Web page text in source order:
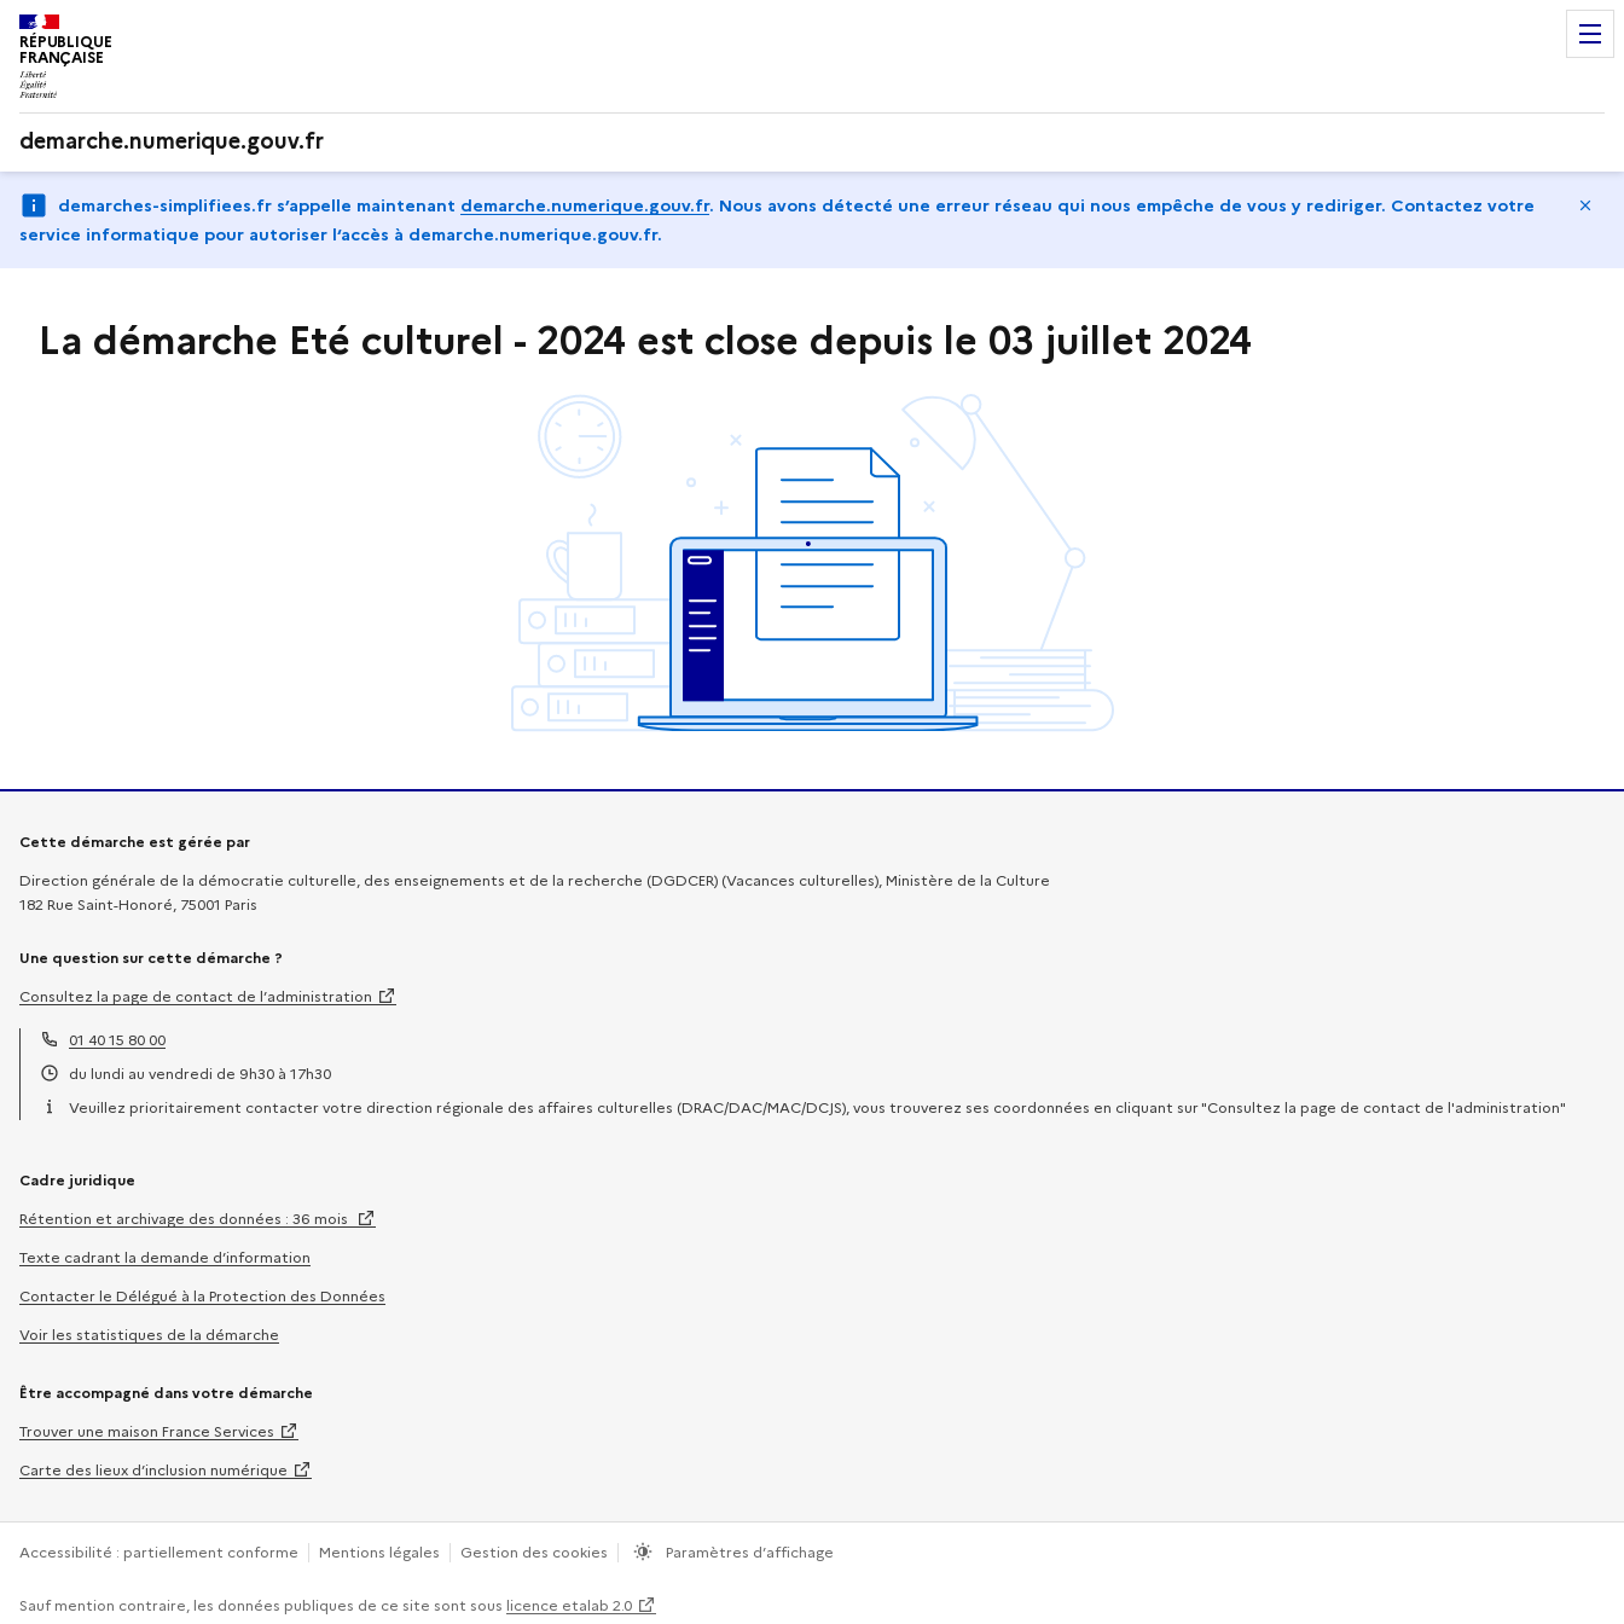
RÉPUBLIQUE
FRANÇAISE
demarche.numerique.gouv.fr
demarches-simplifiees.fr s’appelle maintenant demarche.numerique.gouv.fr. Nous avons détecté une erreur réseau qui nous empêche de vous y rediriger. Contactez votre
service informatique pour autoriser l‘accès à demarche.numerique.gouv.fr.
La démarche Eté culturel - 2024 est close depuis le 03 juillet 2024
Informations sur la démarche
Cette démarche est gérée par
Direction générale de la démocratie culturelle, des enseignements et de la recherche (DGDCER) (Vacances culturelles), Ministère de la Culture
182 Rue Saint-Honoré, 75001 Paris
Une question sur cette démarche ?
Consultez la page de contact de l’administration
Téléphone :
01 40 15 80 00
Horaires :
du lundi au vendredi de 9h30 à 17h30
Veuillez prioritairement contacter votre direction régionale des affaires culturelles (DRAC/DAC/MAC/DCJS), vous trouverez ses coordonnées en cliquant sur "Consultez la page de contact de l'administration"
Cadre juridique
Rétention et archivage des données : 36 mois
Texte cadrant la demande d’information
Contacter le Délégué à la Protection des Données
Voir les statistiques de la démarche
Être accompagné dans votre démarche
Trouver une maison France Services
Carte des lieux d’inclusion numérique
Accessibilité : partiellement conforme Mentions légales Gestion des cookies Paramètres d’affichage
Sauf mention contraire, les données publiques de ce site sont sous licence etalab 2.0